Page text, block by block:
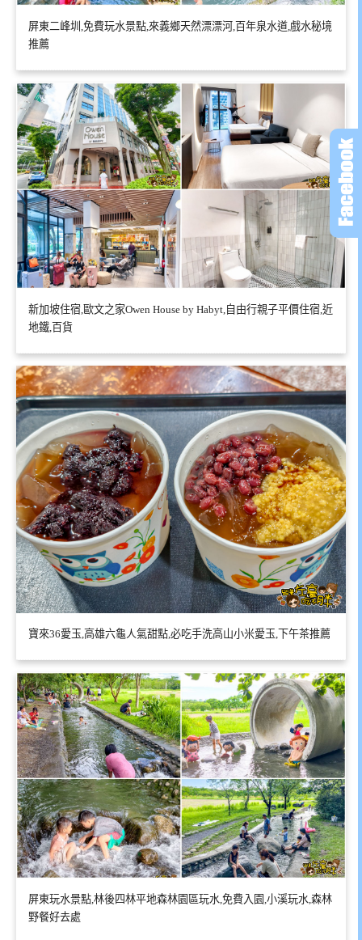
屏東二峰圳,免費玩水景點,來義鄉天然漂漂河,百年泉水道,戲水秘境
推薦
新加坡住宿,歐文之家Owen House by Habyt,自由行親子平價住宿,近
地鐵,百貨
寶來36愛玉,高雄六龜人氣甜點,必吃手洗高山小米愛玉,下午茶推薦
屏東玩水景點,林後四林平地森林園區玩水,免費入園,小溪玩水,森林
野餐好去處